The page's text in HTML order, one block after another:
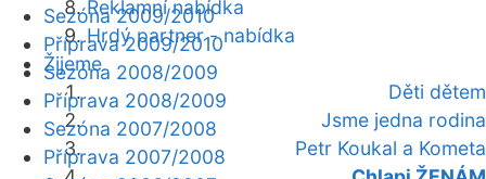
Reklamní nabídka
Hrdý partner - nabídka
Žijeme
Děti dětem
Jsme jedna rodina
Petr Koukal a Kometa
Sezóna 2009/2010
Příprava 2009/2010
Sezóna 2008/2009
Příprava 2008/2009
Sezóna 2007/2008
Příprava 2007/2008